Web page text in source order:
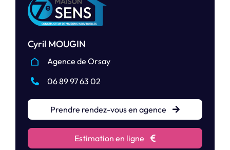
Cyril MOUGIN
Agence de Orsay
06 89 97 63 02
Prendre rendez-vous en agence
Estimation en ligne